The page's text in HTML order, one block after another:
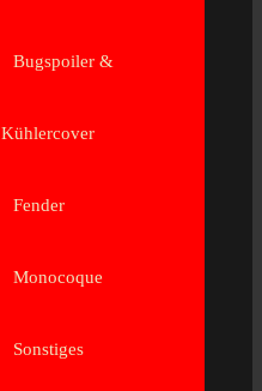
Bugspoiler &
Kühlercover
Fender
Monocoque
Sonstiges